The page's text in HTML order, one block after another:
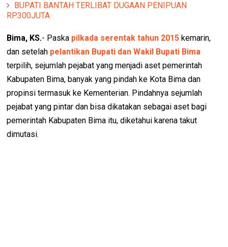
BUPATI BANTAH TERLIBAT DUGAAN PENIPUAN
RP.300JUTA
Bima, KS.- Paska pilkada serentak tahun 2015 kemarin,
dan setelah pelantikan Bupati dan Wakil Bupati Bima
terpilih, sejumlah pejabat yang menjadi aset pemerintah
Kabupaten Bima, banyak yang pindah ke Kota Bima dan
propinsi termasuk ke Kementerian. Pindahnya sejumlah
pejabat yang pintar dan bisa dikatakan sebagai aset bagi
pemerintah Kabupaten Bima itu, diketahui karena takut
dimutasi.